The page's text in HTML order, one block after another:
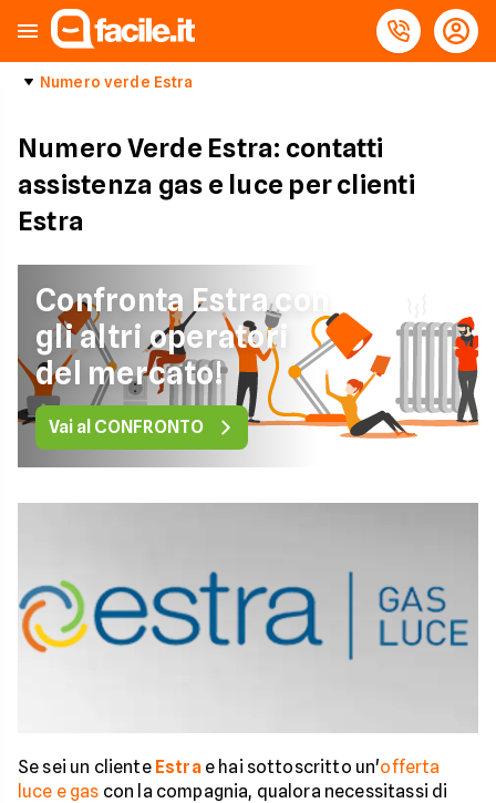
Numero verde Estra
Numero Verde Estra: contatti
assistenza gas e luce per clienti
Estra
Confronta Estra con
gli altri operatori
del mercato!
Vai al CONFRONTO
Se sei un cliente Estrae hai sottoscritto un'offerta
luce e gas con la compagnia, qualora necessitassi di